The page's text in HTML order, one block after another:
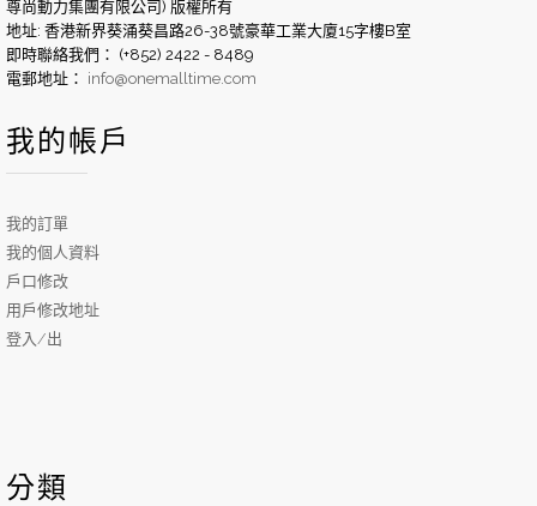
尊尚動力集團有限公司) 版權所有
地址: 香港新界葵涌葵昌路26-38號豪華工業大廈15字樓B室
即時聯絡我們： (+852) 2422 - 8489
電郵地址： info@onemalltime.com
我的帳戶
我的訂單
我的個人資料
戶口修改
用戶修改地址
登入/出
分類